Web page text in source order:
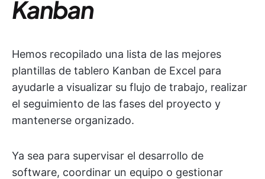
Kanban
Hemos recopilado una lista de las mejores
plantillas de tablero Kanban de Excel para
ayudarle a visualizar su flujo de trabajo, realizar
el seguimiento de las fases del proyecto y
mantenerse organizado.
Ya sea para supervisar el desarrollo de
software, coordinar un equipo o gestionar